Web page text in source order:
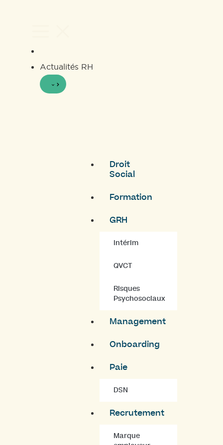
Actualités RH
Droit
Social
Formation
GRH
Intérim
QVCT
Risques
Psychosociaux
Management
Onboarding
Paie
DSN
Recrutement
Marque